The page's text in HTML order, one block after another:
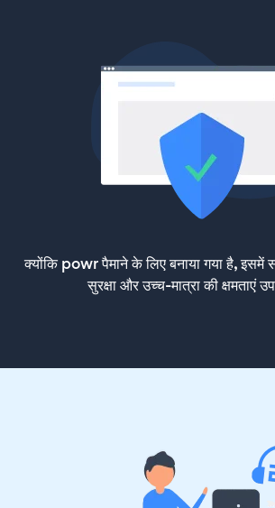
क्योंकि powr पैमाने के लिए बनाया गया है, इसमें
सुरक्षा और उच्च-मात्रा की क्षमताएं